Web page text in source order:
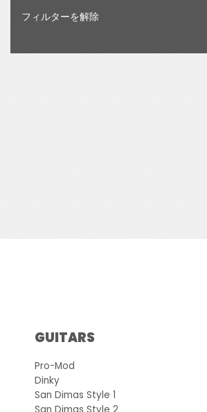
フィルターを解除
GUITARS
Pro-Mod
Dinky
San Dimas Style 1